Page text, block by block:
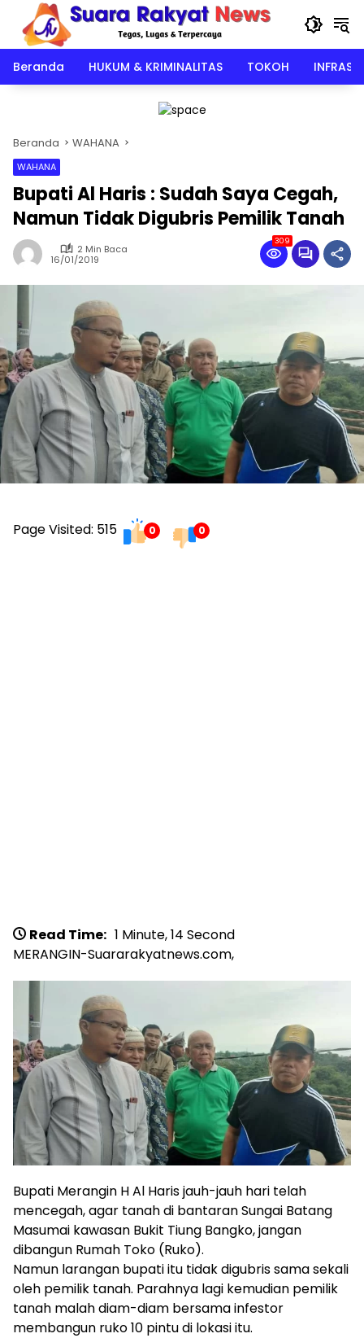
Langsung
konten
Beranda
HUKUM & KRIMINALITAS TOKOH
Beranda WAHANA
WAHANA
Bupati Al Haris : Sudah Saya Cegah,
Namun Tidak Digubris Pemilik Tanah
2 Min Baca
16/01/2019
309
Page Visited: 515 0 0
Read Time: 1 Minute, 14 Second
MERANGIN-Suararakyatnews.com,
Bupati Merangin H Al Haris jauh-jauh hari telah
mencegah, agar tanah di bantaran Sungai Batang
Masumai kawasan Bukit Tiung Bangko, jangan
dibangun Rumah Toko (Ruko).
Namun larangan bupati itu tidak digubris sama sekali
oleh pemilik tanah. Parahnya lagi kemudian pemilik
tanah malah diam-diam bersama infestor
membangun ruko 10 pintu di lokasi itu.